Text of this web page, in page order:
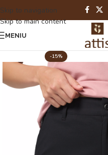
Skip to navigation
Skip to main content
MENIU
-15%